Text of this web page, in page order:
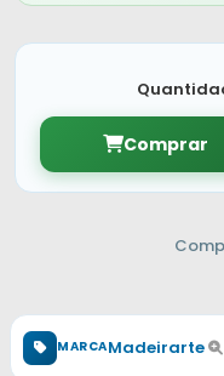
Comprar
MARCAMadeirarte